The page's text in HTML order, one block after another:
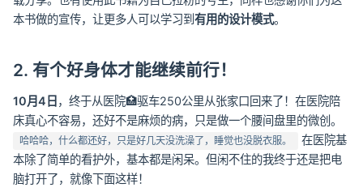
本书做的宣传，让更多人可以学习到有用的设计模式。
2. 有个好身体才能继续前行！
10月4日 ，终于从医院🏥驱车250公里从张家口回来了！在医院陪
床真心不容易，还好不是麻烦的病，只是做一个腰间盘里的微创。
哈哈哈，什么都还好，只是好几天没洗澡了，睡觉也没脱衣服。
在医院基
本除了简单的看护外，基本都是闲呆。但闲不住的我终于还是把电
脑打开了，就像下面这样！